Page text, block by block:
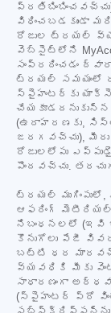
విధించబడకుండా
రోజుల ట్రయల్
వెబ్‌సైట్‌లోని
సంప్రదించడం
ట్రయల్ సమయంలో
స్పైహంటర్‌కు
(ఉదాహరణకు,
జరగవచ్చు), మీరు
రోజులలోపు
పొందవచ్చు.
ట్రయల్
ఆఫరింగ్
నిబంధనలలో (ఇవి
కొనుగోలు పేజీ
బట్టి ధర
వ్యవధికి మీకు
సాధారణంగా
(స్పైహంటర్ ప్రో